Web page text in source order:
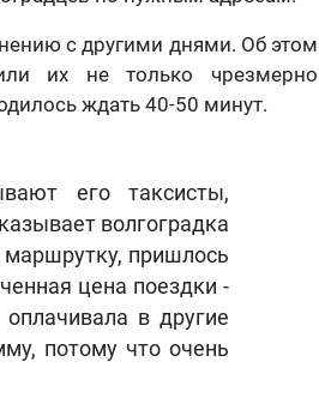
с другими днями. Об этом
их не только чрезмерно
ждать 40-50 минут.
его таксисты,
волгоградка
маршрутку, пришлось
цена поездки -
в другие
потому что очень